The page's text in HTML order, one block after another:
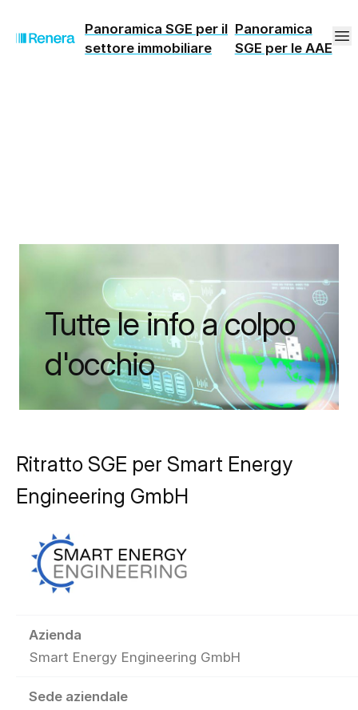
Panoramica SGE per il
settore immobiliare
Panoramica
SGE per le AAE
Tutte le info a colpo
d'occhio
Ritratto SGE per Smart Energy
Engineering GmbH
Azienda
Smart Energy Engineering GmbH
Sede aziendale